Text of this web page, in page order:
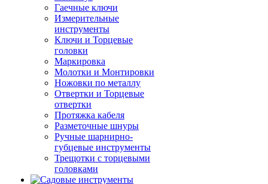
Гаечные ключи
Измерительные
инструменты
Ключи и Торцевые
головки
Маркировка
Молотки и Монтировки
Ножовки по металлу
Отвертки и Торцевые
отвертки
Протяжка кабеля
Разметочные шнуры
Ручные шарнирно-
губцевые инструменты
Трещотки с торцевыми
головками